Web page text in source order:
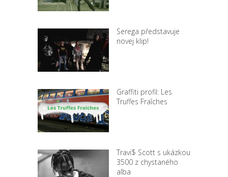
Serega představuje
novej klip!
Graffiti profil: Les
Truffes Fraîches
Travi$ Scott s ukázkou
3500 z chystaného
alba